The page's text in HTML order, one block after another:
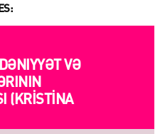
VƏ
(KRISTINA